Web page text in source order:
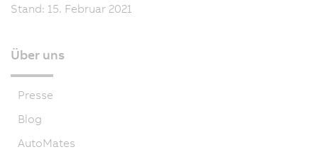
Stand: 15. Februar 2021
Über uns
Presse
Blog
AutoMates